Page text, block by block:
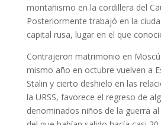
montañismo en la cordillera del
Posteriormente trabajó en la
capital rusa, lugar en el que
Contrajeron matrimonio en
mismo año en octubre vuelven a
Stalin y cierto deshielo en las
la URSS, favorece el regreso de
denominados niños de la guerra